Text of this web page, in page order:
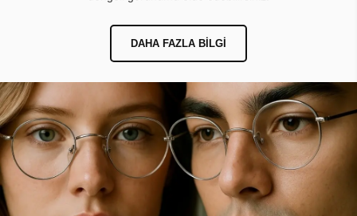
DAHA FAZLA BILGI